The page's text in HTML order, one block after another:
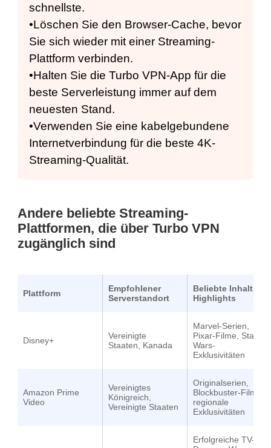
schnellste.
•Löschen Sie den Browser-Cache, bevor
Sie sich wieder mit einer Streaming-
Plattform verbinden.
•Halten Sie die Turbo VPN-App für die
beste Serverleistung immer auf dem
neuesten Stand.
•Verwenden Sie eine kabelgebundene
Internetverbindung für die beste 4K-
Streaming-Qualität.
Andere beliebte Streaming-
Plattformen, die über Turbo VPN
zugänglich sind
Plattform
Empfohlener
Serverstandort
Beliebte Inhalts-
Highlights
Disney+
Vereinigte
Staaten, Kanada
Marvel-Serien,
Pixar-Filme, Star
Wars-
Exklusivitäten
Amazon Prime
Video
Vereinigtes
Königreich,
Vereinigte Staaten
Originalserien,
Blockbuster-Filme,
regionale
Exklusivitäten
Erfolgreiche TV-